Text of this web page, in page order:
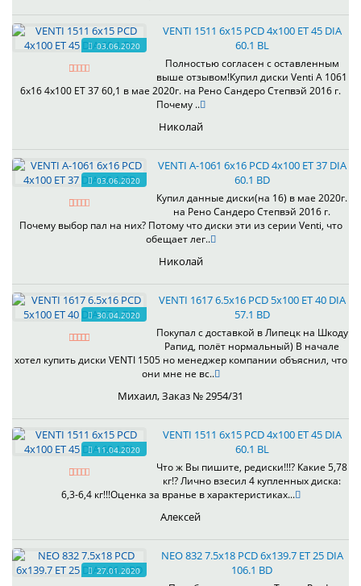
03.06.2020
VENTI 1511 6x15 PCD 4x100 ET 45 DIA
60.1 BL
Полностью согласен с оставленным
выше отзывом!Купил диски Venti А 1061
6x16 4x100 ET 37 60,1 в мае 2020г. на Рено Сандеро Степвэй 2016 г.
Почему ..
Николай
03.06.2020
VENTI А-1061 6x16 PCD 4x100 ET 37 DIA
60.1 BD
Купил данные диски(на 16) в мае 2020г.
на Рено Сандеро Степвэй 2016 г.
Почему выбор пал на них? Потому что диски эти из серии Venti, что
обещает лег..
Николай
30.04.2020
VENTI 1617 6.5x16 PCD 5x100 ET 40 DIA
57.1 BD
Покупал с доставкой в Липецк на Шкоду
Рапид, полёт нормальный) В начале
хотел купить диски VENTI 1505 но менеджер компании объяснил, что
они мне не вс..
Михаил, Заказ № 2954/31
11.04.2020
VENTI 1511 6x15 PCD 4x100 ET 45 DIA
60.1 BL
Что ж Вы пишите, редиски!!!? Какие 5,78
кг!? Лично взесил 4 купленных диска:
6,3-6,4 кг!!!Оценка за вранье в характеристиках...
Алексей
27.01.2020
NEO 832 7.5x18 PCD 6x139.7 ET 25 DIA
106.1 BD